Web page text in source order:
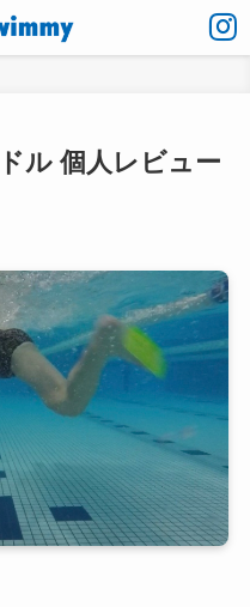
ル 個人レビュー